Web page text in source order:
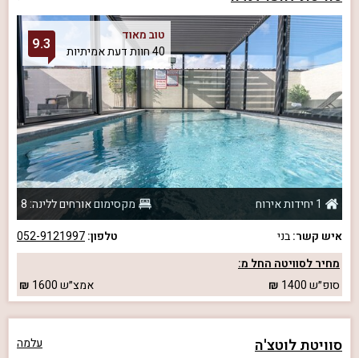
טוב מאוד
40 חוות דעת אמיתיות
9.3
1 יחידות אירוח
מקסימום אורחים ללינה: 8
איש קשר:בני טלפון:052-9121997
מחיר לסוויטה החל מ:
סופ״ש1400 אמצ״ש1600
סוויטת לוטצ'ה עלמה